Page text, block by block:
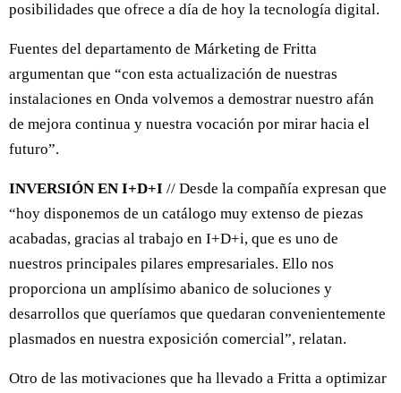
posibilidades que ofrece a día de hoy la tecnología digital.
Fuentes del departamento de Márketing de Fritta
argumentan que “con esta actualización de nuestras
instalaciones en Onda volvemos a demostrar nuestro afán
de mejora continua y nuestra vocación por mirar hacia el
futuro”.
INVERSIÓN EN I+D+I // Desde la compañía expresan que
“hoy disponemos de un catálogo muy extenso de piezas
acabadas, gracias al trabajo en I+D+i, que es uno de
nuestros principales pilares empresariales. Ello nos
proporciona un amplísimo abanico de soluciones y
desarrollos que queríamos que quedaran convenientemente
plasmados en nuestra exposición comercial”, relatan.
Otro de las motivaciones que ha llevado a Fritta a optimizar